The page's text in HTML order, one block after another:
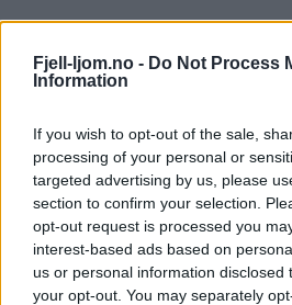
Fjell-ljom.no - Do Not Process
Information
If you wish to opt-out of the sale,
processing of your personal or
targeted advertising by us, please
section to confirm your selection.
opt-out request is processed you
interest-based ads based on
us or personal information disclosed
your opt-out. You may separately